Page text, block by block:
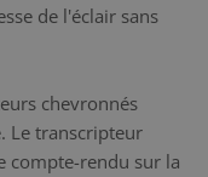
de l'éclair sans
chevronnés
Le transcripteur
compte-rendu sur la